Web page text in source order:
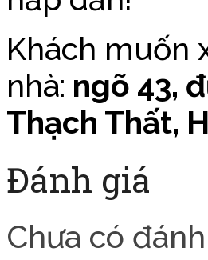
Khách muốn
nhà: ngõ 43,
Thạch Thất,
Đánh giá
Chưa có